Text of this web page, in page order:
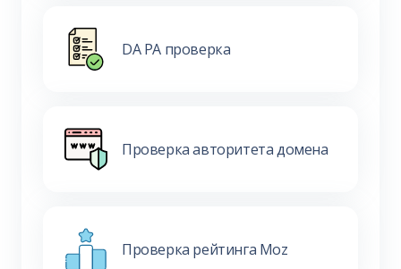
DA PA проверка
Проверка авторитета домена
Проверка рейтинга Moz